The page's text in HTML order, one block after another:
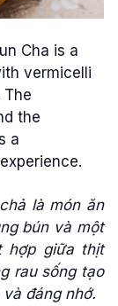
Cha is a
vermicelli
The
the
a
là món ăn
bún và một
hợp giữa thịt
rau sống tạo
đáng nhớ.